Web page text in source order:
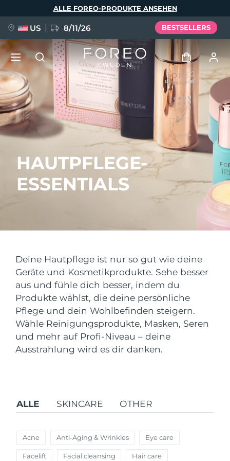
HAUTPFLEGE-
ESSENTIALS
Deine Hautpflege ist nur so gut wie deine
Geräte und Kosmetikprodukte. Sehe besser
aus und fühle dich besser, indem du
Produkte wählst, die deine persönliche
Pflege und dein Wohlbefinden steigern.
Wähle Reinigungsprodukte, Masken, Seren
und mehr auf Profi-Niveau – deine
Ausstrahlung wird es dir danken.
ALLE SKINCARE OTHER
Acne Anti-Aging & Wrinkles Eye care
Facelift Facial cleansing Hair care
ALLE FOREO-PRODUKTE ANSEHEN
US 8/11/26 BESTSELLERS
Anmelden
Benutzerkonto
Meine Geräte
Meine Bestellungen
Meine Adressen
Meine Abonnements
NEU
FAQ™ Pure Beauty-Tech Elixir
BREAKING NEWS
FAQ™ Dual LED Panel
BELIEBT
Sprache
English
Español
Français
Italiano
Português
Polski
Svenska
Русский
繁體中文
Versandland
Vereinigte Staaten Erwartete Lieferung8/11/26
Vereinigtes
Königreich
Erwartete Lieferung
Spanien Erwartete Lieferung8/10/26
Australien Erwartete Lieferung